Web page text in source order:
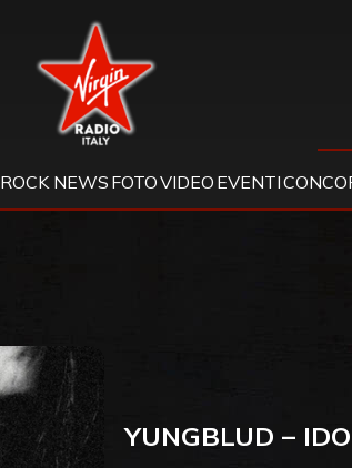
Virgin Radio
ROCK NEWS FOTOVIDEO EVENTI
YUNGBLUD –